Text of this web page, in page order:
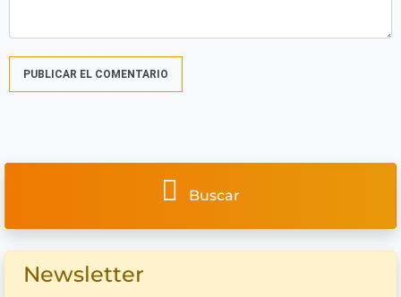
Buscar
Newsletter